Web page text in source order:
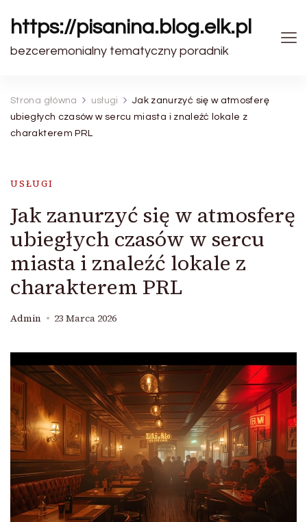
https://pisanina.blog.elk.pl
bezceremonialny tematyczny poradnik
Strona główna usługi
Jak zanurzyć się w atmosferę
ubiegłych czasów w sercu miasta i znaleźć lokale z
charakterem PRL
USŁUGI
Jak zanurzyć się w atmosferę
ubiegłych czasów w sercu
miasta i znaleźć lokale z
charakterem PRL
Admin 23 Marca 2026